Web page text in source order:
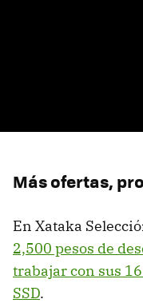
Más ofertas,
En Xataka
2,500 pesos de
trabajar con sus 16
SSD.